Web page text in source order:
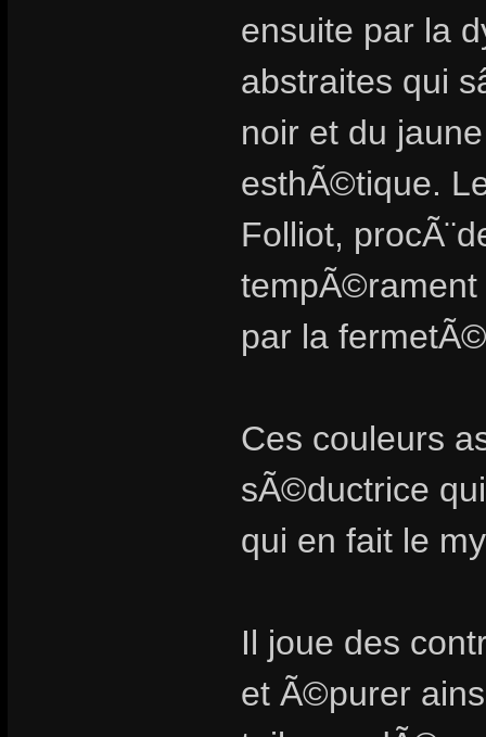
ensuite par la
abstraites qui
noir et du
esthÃ©tique.
Folliot,
par la
Ces couleurs
sÃ©ductrice
qui en fait le
Il joue des
et Ã©purer